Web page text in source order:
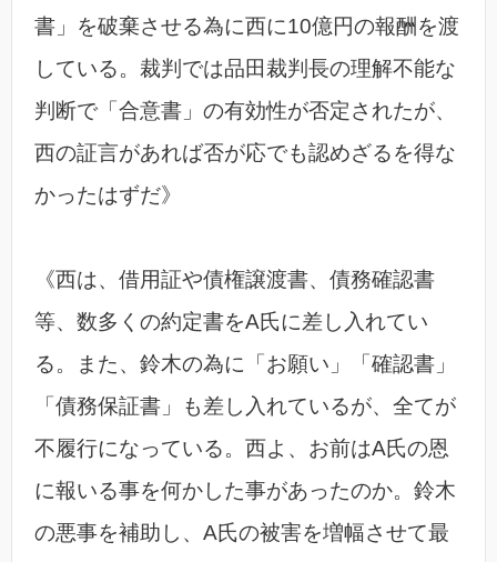
書」を破棄させる為に西に10億円の報酬を渡
している。裁判では品田裁判長の理解不能な
判断で「合意書」の有効性が否定されたが、
西の証言があれば否が応でも認めざるを得な
かったはずだ》
《西は、借用証や債権譲渡書、債務確認書
等、数多くの約定書をA氏に差し入れてい
る。また、鈴木の為に「お願い」「確認書」
「債務保証書」も差し入れているが、全てが
不履行になっている。西よ、お前はA氏の恩
に報いる事を何かした事があったのか。鈴木
の悪事を補助し、A氏の被害を増幅させて最